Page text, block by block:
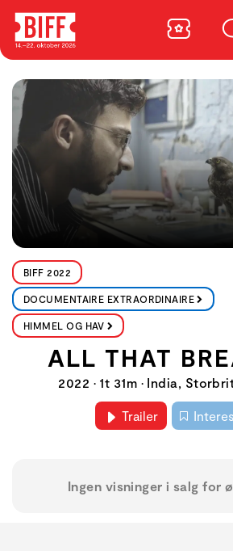
BIFF 2022
DOCUMENTAIRE EXTRAORDINAIRE
HIMMEL OG HAV
ALL THAT
2022 • 1t 31m • India,
Trailer
Ingen visninger i salg for